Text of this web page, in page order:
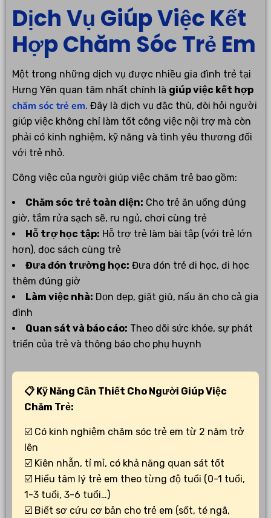
Dịch Vụ Giúp Việc Kết
Hợp Chăm Sóc Trẻ Em
Một trong những dịch vụ được nhiều gia đình trẻ tại
Hưng Yên quan tâm nhất chính là giúp việc kết hợp
chăm sóc trẻ em. Đây là dịch vụ đặc thù, đòi hỏi người
giúp việc không chỉ làm tốt công việc nội trợ mà còn
phải có kinh nghiệm, kỹ năng và tình yêu thương đối
với trẻ nhỏ.
Công việc của người giúp việc chăm trẻ bao gồm:
Chăm sóc trẻ toàn diện: Cho trẻ ăn uống đúng
giờ, tắm rửa sạch sẽ, ru ngủ, chơi cùng trẻ
Hỗ trợ học tập: Hỗ trợ trẻ làm bài tập (với trẻ lớn
hơn), đọc sách cùng trẻ
Đưa đón trường học: Đưa đón trẻ đi học, đi học
thêm đúng giờ
Làm việc nhà: Dọn dẹp, giặt giũ, nấu ăn cho cả gia
đình
Quan sát và báo cáo: Theo dõi sức khỏe, sự phát
triển của trẻ và thông báo cho phụ huynh
📋 Kỹ Năng Cần Thiết Cho Người Giúp Việc
Chăm Trẻ:
☑️ Có kinh nghiệm chăm sóc trẻ em từ 2 năm trở
lên
☑️ Kiên nhẫn, tỉ mỉ, có khả năng quan sát tốt
☑️ Hiểu tâm lý trẻ em theo từng độ tuổi (0-1 tuổi,
1-3 tuổi, 3-6 tuổi…)
☑️ Biết sơ cứu cơ bản cho trẻ em (sốt, té ngã,